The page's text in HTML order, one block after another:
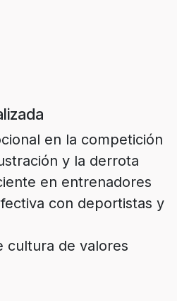
en la competición
y la derrota
en entrenadores
con deportistas y
cultura de valores